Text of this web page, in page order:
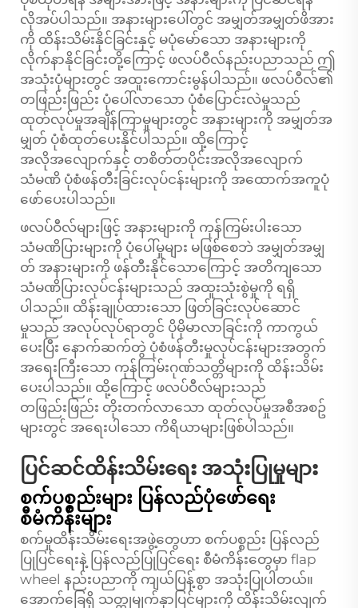
လိုအပ်ပါသည်။ အနားများပေါ်တွင် အမျှတ်အမျှတ်ဖိအား
ကို ထိန်းသိမ်းနိုင်ခြင်းနှင့် မပုံမော်သော အနားများကို
လိုက်နာနိုင်ခြင်းတို့ကြောင့် ဖလပ်ဝီလ်နည်းပညာသည် ဤ
အသုံးပုံများတွင် အထူးကောင်းမွန်ပါသည်။ ဖလပ်ဝီလ်၏
တဖြည်းဖြည်း ပုံပေါ်လာသော ပုံစံပြောင်းလဲမှုသည်
ထုတ်လုပ်မှုအချိန်ကြာမှုများတွင် အနားများကို အမျှတ်အ
မျှတ် ပုံစံထုတ်ပေးနိုင်ပါသည်။ ထို့ကြောင့်
အလိုအလျောက်နှင့် တစိတ်တပိုင်းအလိုအလျောက်
သံမဏိ ပုံစံဖန်တီးခြင်းလုပ်ငန်းများကို အထောက်အကူပုံ
ဖော်ပေးပါသည်။
ဖလပ်ဝီလ်များဖြင့် အနားများကို ကုန်ကြမ်းပါးသော
သံမဏိပြားများကို ပုံပေါ်မှုများ မဖြစ်စေဘဲ အမျှတ်အမျှ
တ် အနားများကို ဖန်တီးနိုင်သောကြောင့် အတိကျသော
သံမဏိပြားလုပ်ငန်းများသည် အထူးသုံးစွဲမှုကို ရရှိ
ပါသည်။ ထိန်းချုပ်ထားသော ဖြတ်ခြင်းလုပ်ဆောင်
မှုသည် အလုပ်လုပ်ရာတွင် ပိုမိုမာလာခြင်းကို ကာကွယ်
ပေးပြီး နောက်ဆက်တွဲ ပုံစံဖန်တီးမှုလုပ်ငန်းများအတွက်
အရေးကြီးသော ကုန်ကြမ်းဂုဏ်သတ္တိများကို ထိန်းသိမ်း
ပေးပါသည်။ ထို့ကြောင့် ဖလပ်ဝီလ်များသည်
တဖြည်းဖြည်း တိုးတက်လာသော ထုတ်လုပ်မှုအစီအစဥ်
များတွင် အရေးပါသော ကိရိယာများဖြစ်ပါသည်။
ပြင်ဆင်ထိန်းသိမ်းရေး အသုံးပြုမှုများ
စက်ပစ္စည်းများ ပြန်လည်ပုံဖော်ရေး
စီမံကိန်းများ
စက်မှုထိန်းသိမ်းရေးအဖွဲ့တွေဟာ စက်ပစ္စည်း ပြန်လည်
ပြုပြင်ရေးနဲ့ ပြန်လည်ပြုပြင်ရေး စီမံကိန်းတွေမှာ flap
wheel နည်းပညာကို ကျယ်ပြန့်စွာ အသုံးပြုပါတယ်။
အောက်ခြေရှိ သတ္တုမျက်နှာပြင်များကို ထိန်းသိမ်းလျက်